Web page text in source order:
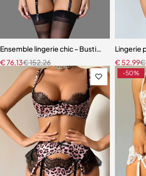
Ensemble lingerie chic – Bustier sculptant
€152,26
€76,13
Lingerie
€
€ 52,99
-50%